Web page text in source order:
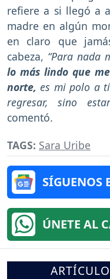
refiere a si llegó a
madre en algún
en claro que
cabeza, “Para nada
lo más lindo que
norte, es mi polo a
regresar, sino
comentó.
TAGS: Sara Uribe
SÍGUENOS
ÚNETE AL